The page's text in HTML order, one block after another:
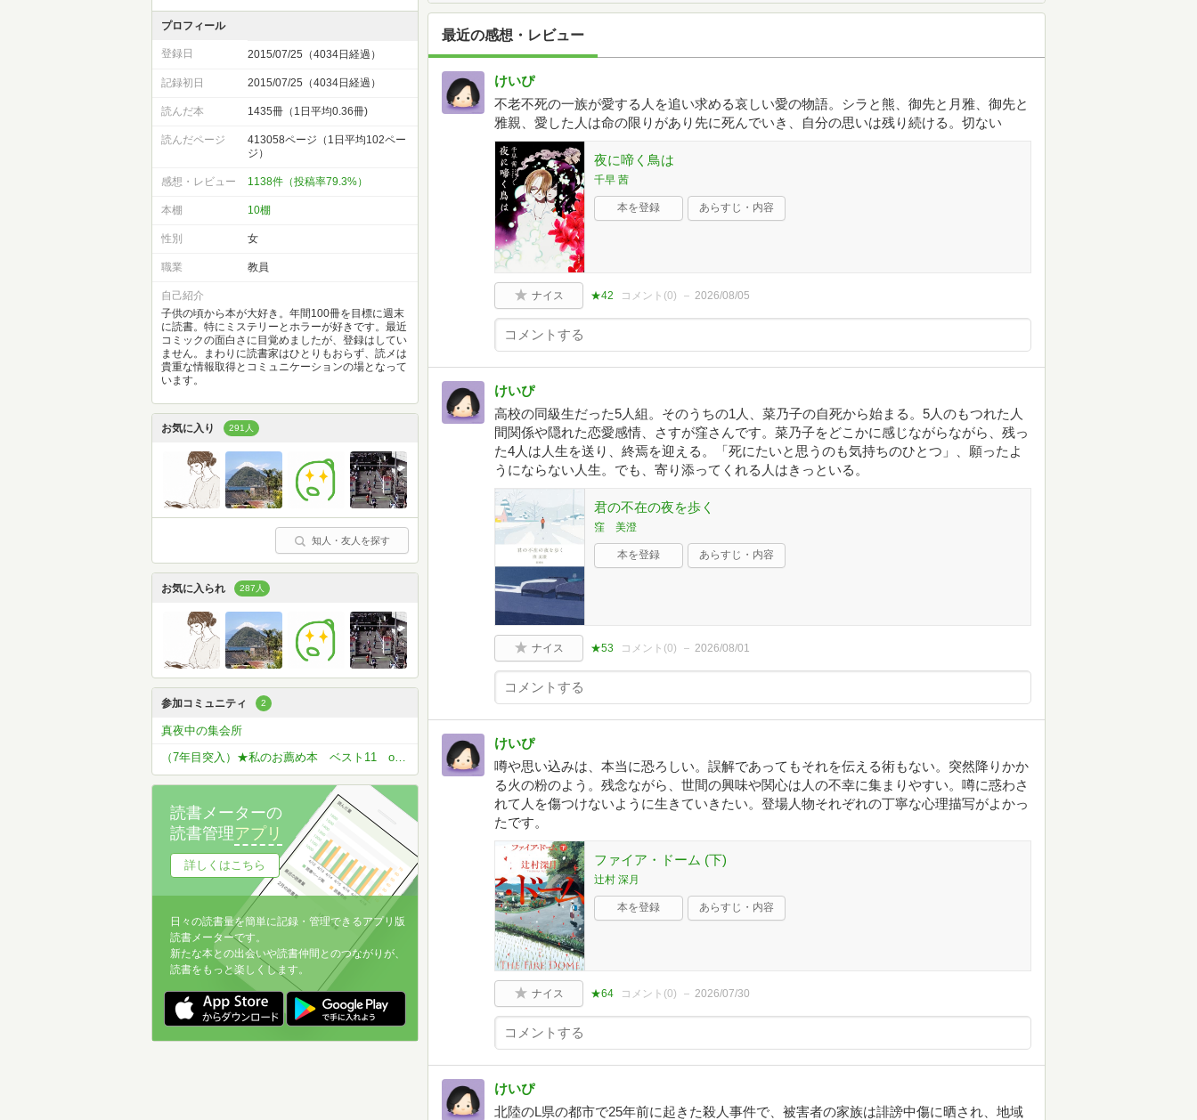
最近の感想・レビュー
けいぴ
不老不死の一族が愛する人を追い求める哀しい愛の物語。シラと熊、御先と月雅、御先と
雅親、愛した人は命の限りがあり先に死んでいき、自分の思いは残り続ける。切ない
夜に啼く鳥は
千早 茜
本を登録 あらすじ・内容
ナイス ★42 コメント(0) 2026/08/05
けいぴ
高校の同級生だった5人組。そのうちの1人、菜乃子の自死から始まる。5人のもつれた人
間関係や隠れた恋愛感情、さすが窪さんです。菜乃子をどこかに感じながらながら、残っ
た4人は人生を送り、終焉を迎える。「死にたいと思うのも気持ちのひとつ」、願ったよ
うにならない人生。でも、寄り添ってくれる人はきっといる。
君の不在の夜を歩く
窪 美澄
本を登録 あらすじ・内容
ナイス ★53 コメント(0) 2026/08/01
けいぴ
噂や思い込みは、本当に恐ろしい。誤解であってもそれを伝える術もない。突然降りかか
る火の粉のよう。残念ながら、世間の興味や関心は人の不幸に集まりやすい。噂に惑わさ
れて人を傷つけないように生きていきたい。登場人物それぞれの丁寧な心理描写がよかっ
たです。
ファイア・ドーム (下)
辻村 深月
本を登録 あらすじ・内容
ナイス ★64 コメント(0) 2026/07/30
けいぴ
北陸のL県の都市で25年前に起きた殺人事件で、被害者の家族は誹謗中傷に晒され、地域
プロフィール
登録日 2015/07/25（4034日経過）
記録初日 2015/07/25（4034日経過）
読んだ本 1435冊（1日平均0.36冊)
読んだページ
413058ページ（1日平均102ペー
ジ）
感想・レビュー 1138件（投稿率79.3%）
本棚 10棚
性別 女
職業 教員
自己紹介
子供の頃から本が大好き。年間100冊を目標に週末
に読書。特にミステリーとホラーが好きです。最近
コミックの面白さに目覚めましたが、登録はしてい
ません。まわりに読書家はひとりもおらず、読メは
貴重な情報取得とコミュニケーションの場となって
います。
お気に入り 291人
知人・友人を探す
お気に入られ 287人
参加コミュニティ 2
真夜中の集会所
（7年目突入）★私のお薦め本 ベスト11 or ベスト5
読書メーターの
読書管理アプリ
詳しくはこちら
日々の読書量を簡単に記録・管理できるアプリ版
読書メーターです。
新たな本との出会いや読書仲間とのつながりが、
読書をもっと楽しくします。